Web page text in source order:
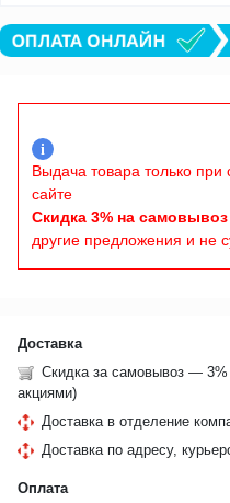
i
Выдача товара только
сайте
Скидка 3% на самовывоз
другие предложения и не
Доставка
Скидка за самовывоз —
акциями)
Доставка в отделение
Доставка по адресу,
Оплата